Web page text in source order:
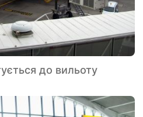
до вильоту